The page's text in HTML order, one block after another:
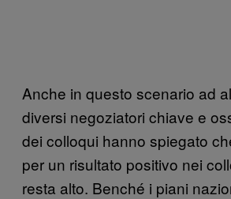
Anche in questo scenario ad
diversi negoziatori chiave e
dei colloqui hanno spiegato
per un risultato positivo nei
resta alto. Benché i piani